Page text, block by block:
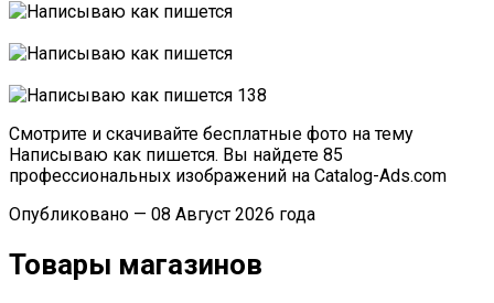
Смотрите и скачивайте бесплатные фото на тему
Написываю как пишется. Вы найдете 85
профессиональных изображений на Catalog-Ads.com
Опубликовано — 08 Август 2026 года
Товары магазинов